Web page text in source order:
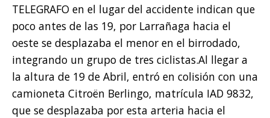
TELEGRAFO en el lugar del accidente indican que
poco antes de las 19, por Larrañaga hacia el
oeste se desplazaba el menor en el birrodado,
integrando un grupo de tres ciclistas.Al llegar a
la altura de 19 de Abril, entró en colisión con una
camioneta Citroën Berlingo, matrícula IAD 9832,
que se desplazaba por esta arteria hacia el